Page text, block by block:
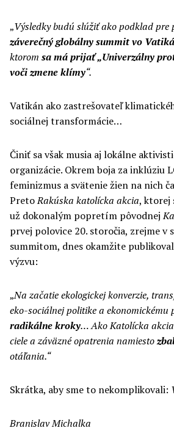
„Výsledky budú slúžiť ako podklad pre
záverečný globálny summit vo
ktorom sa má prijať „Univerzálny
voči zmene klímy“.
Vatikán ako zastrešovateľ
sociálnej transformácie…
Činiť sa však musia aj lokálne
organizácie. Okrem boja za inklúziu
feminizmus a svätenie žien na nich
PretoRakúska katolícka akcia, ktorej
už dokonalým popretím pôvodnej
prvej polovice 20. storočia, zrejme v
summitom, dnes okamžite
výzvu:
„Na začatie ekologickej konverzie,
eko-sociálnej politike a ekonomickému
radikálne kroky… Ako Katolícka akcia
ciele a záväzné opatrenia namiesto
otáľania.“
Skrátka, aby sme to nekomplikovali:
Branislav Michalka